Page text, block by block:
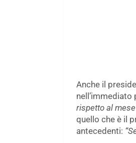
Anche il
nell’immediato
rispetto al
quello che è il
antecedenti: